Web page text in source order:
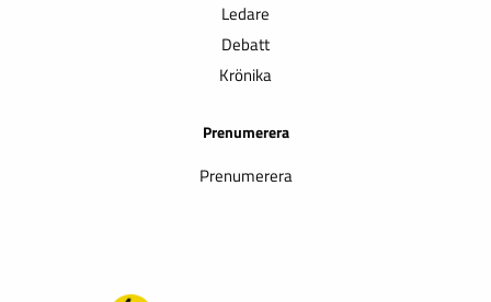
Ledare
Debatt
Krönika
Prenumerera
Prenumerera